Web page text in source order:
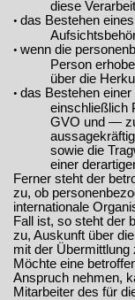
diese
• das Bestehen
• wenn die
Person
über die
• das Bestehen
einschließlich
GVO und —
sowie die
einer
Ferner steht der
zu, ob
internationale
Fall ist, so steht der
zu, Auskunft über
mit der Übermittlung
Möchte eine
Anspruch nehmen,
Mitarbeiter des für